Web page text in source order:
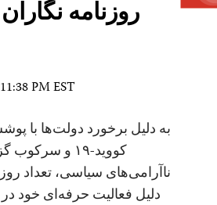
روزنامه
PM EST
به دلیل برخورد دولت‌ها با
کووید-۱۹ و
ناآرامی‌های سیاسی،‌ تعداد